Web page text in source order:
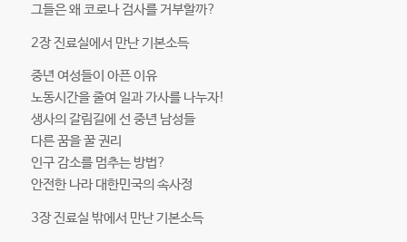
그들은 왜 코로나 검사를 거부할까?
2장 진료실에서 만난 기본소득
중년 여성들이 아픈 이유
노동시간을 줄여 일과 가사를 나누자!
생사의 갈림길에 선 중년 남성들
다른 꿈을 꿀 권리
인구 감소를 멈추는 방법?
안전한 나라 대한민국의 속사정
3장 진료실 밖에서 만난 기본소득